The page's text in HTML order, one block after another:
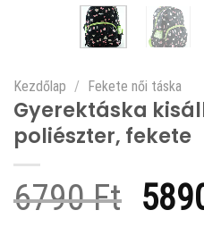
Kezdőlap / Fekete női táska
Gyerektáska
poliészter, fekete
6790Ft